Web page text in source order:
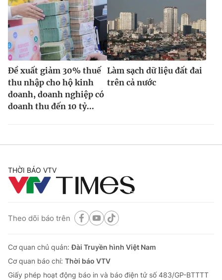
Đề xuất giảm 30% thuế
thu nhập cho hộ kinh
doanh, doanh nghiệp có
doanh thu đến 10 tỷ...
Làm sạch dữ liệu đất đai
trên cả nước
THỜI BÁO VTV
Theo dõi báo trên
Cơ quan chủ quản:Đài Truyền hình Việt Nam
Cơ quan báo chí: Thời báo VTV
Giấy phép hoạt động báo in và báo điện tử số 483/GP-BTTTT